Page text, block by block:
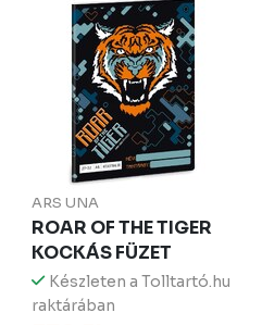
ARS UNA
ROAR OF THE TIGER
KOCKÁS FÜZET
Készleten a Tolltartó.hu
raktárában